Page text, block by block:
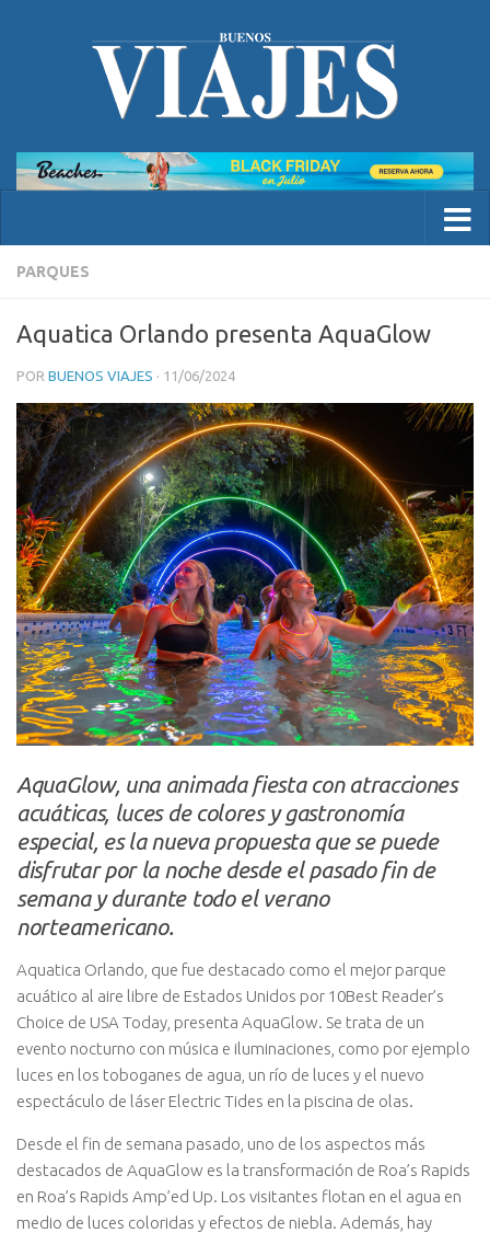
PARQUES
Aquatica Orlando presenta AquaGlow
POR BUENOS VIAJES · 11/06/2024
AquaGlow, una animada fiesta con atracciones
acuáticas, luces de colores y gastronomía
especial, es la nueva propuesta que se puede
disfrutar por la noche desde el pasado fin de
semana y durante todo el verano
norteamericano.
Aquatica Orlando, que fue destacado como el mejor parque
acuático al aire libre de Estados Unidos por 10Best Reader’s
Choice de USA Today, presenta AquaGlow. Se trata de un
evento nocturno con música e iluminaciones, como por ejemplo
luces en los toboganes de agua, un río de luces y el nuevo
espectáculo de láser Electric Tides en la piscina de olas.
Desde el fin de semana pasado, uno de los aspectos más
destacados de AquaGlow es la transformación de Roa’s Rapids
en Roa’s Rapids Amp’ed Up. Los visitantes flotan en el agua en
medio de luces coloridas y efectos de niebla. Además, hay